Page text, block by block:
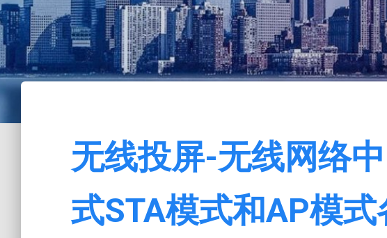
无线投屏-无线网络
式STA模式和AP模